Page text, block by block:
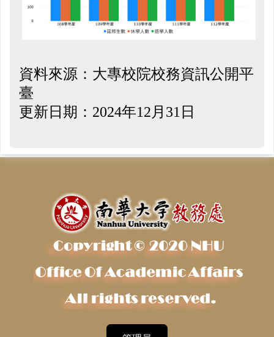
資料來源：大專校院校務資訊公開平
臺
更新日期：2024年12月31日